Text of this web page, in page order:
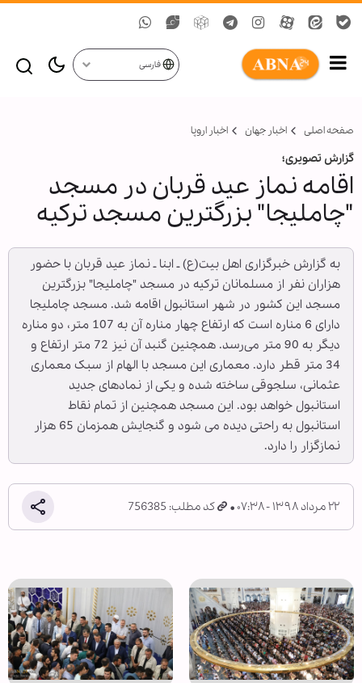
فارسی
صفحه اصلی اخبار جهان اخبار اروپا
گزارش تصویری؛
اقامه نماز عید قربان در مسجد
"چاملیجا" بزرگترین مسجد ترکیه
به گزارش خبرگزاری اهل بیت(ع) ـ ابنا ـ نماز عید قربان با حضور
هزاران نفر از مسلمانان ترکیه در مسجد "چاملیجا" بزرگترین
مسجد این کشور در شهر استانبول اقامه شد. مسجد چاملیجا
دارای 6 مناره است که ارتفاع چهار مناره آن به 107 متر، دو مناره
دیگر به 90 متر می‌رسد. همچنین گنبد آن نیز 72 متر ارتفاع و
34 متر قطر دارد. معماری این مسجد با الهام از سبک معماری
عثمانی، سلجوقی ساخته شده و یکی از نمادهای جدید
استانبول خواهد بود. این مسجد همچنین از تمام نقاط
استانبول به راحتی دیده می شود و گنجایش همزمان 65 هزار
نمازگزار را دارد.
۲۲ مرداد ۱۳۹۸ - ۰۷:۳۸ کد مطلب: 756385